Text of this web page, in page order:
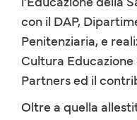
con il DAP,
Penitenziaria, e
Cultura
Partners ed il
Oltre a quella